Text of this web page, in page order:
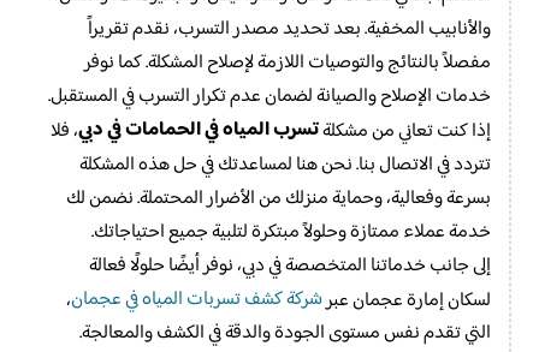
والأنابيب المخفية. بعد تحديد مصدر التسرب، نقدم تقريراً
مفصلاً بالنتائج والتوصيات اللازمة لإصلاح المشكلة. كما نوفر
خدمات الإصلاح والصيانة لضمان عدم تكرار التسرب في المستقبل.
إذا كنت تعاني من مشكلةتسرب المياه في الحمامات في دبي، فلا
تتردد في الاتصال بنا. نحن هنا لمساعدتك في حل هذه المشكلة
بسرعة وفعالية، وحماية منزلك من الأضرار المحتملة. نضمن لك
خدمة عملاء ممتازة وحلولاً مبتكرة لتلبية جميع احتياجاتك.
إلى جانب خدماتنا المتخصصة في دبي، نوفر أيضًا حلولًا فعالة
لسكان إمارة عجمان عبرشركة كشف تسربات المياه في عجمان،
التي تقدم نفس مستوى الجودة والدقة في الكشف والمعالجة.